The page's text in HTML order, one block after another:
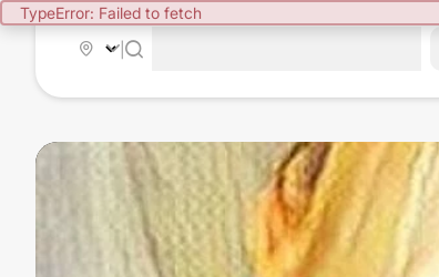
TypeError: Failed to fetch